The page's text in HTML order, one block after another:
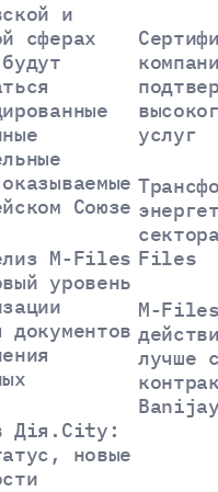
и
сферах
Союзе
M-Files
уровень
документов
Дія.City:
новые
услуг
Files
M-
лучше
Banijay